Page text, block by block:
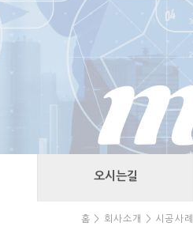
오시는길
홈 > 회사소개 > 시공사례